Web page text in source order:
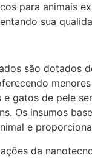
para animais
sua
são dotados
gatos de pele
Os insumos
e
da